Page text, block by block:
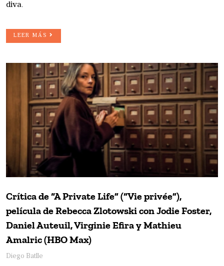
diva.
LEER MÁS
Crítica de “A Private Life” (“Vie privée”),
película de Rebecca Zlotowski con Jodie Foster,
Daniel Auteuil, Virginie Efira y Mathieu
Amalric (HBO Max)
Diego Batlle